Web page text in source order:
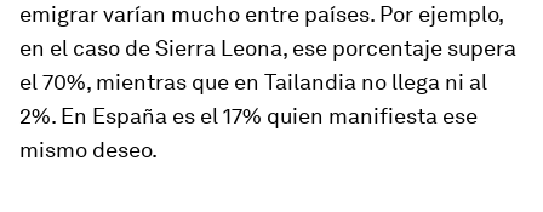
emigrar varían mucho entre países. Por ejemplo,
en el caso de Sierra Leona, ese porcentaje supera
el 70%, mientras que en Tailandia no llega ni al
2%. En España es el 17% quien manifiesta ese
mismo deseo.